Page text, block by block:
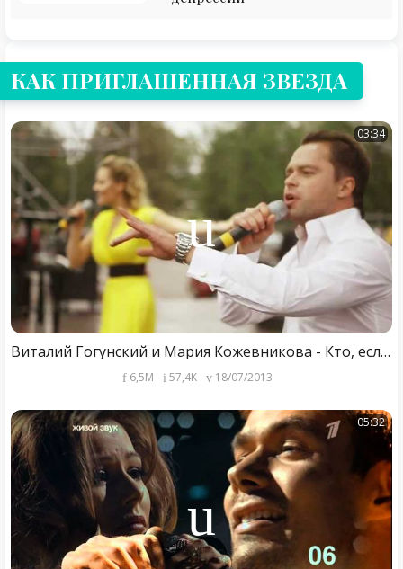
КАК ПРИГЛАШЕННАЯ ЗВЕЗДА
03:34
Виталий Гогунский и Мария Кожевникова - Кто, если не мы?
6,5M 57,4K 18/07/2013
05:32